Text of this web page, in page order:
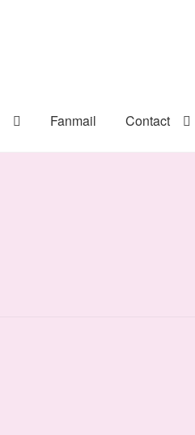
Fanmail Contact